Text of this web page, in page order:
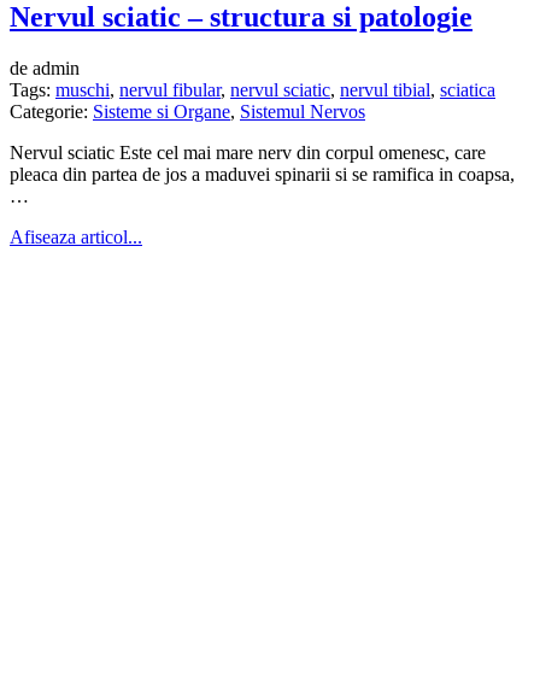
Nervul sciatic – structura si patologie
de admin
Tags: muschi, nervul fibular, nervul sciatic, nervul tibial, sciatica
Categorie: Sisteme si Organe, Sistemul Nervos
Nervul sciatic Este cel mai mare nerv din corpul omenesc, care
pleaca din partea de jos a maduvei spinarii si se ramifica in coapsa,
…
Afiseaza articol...